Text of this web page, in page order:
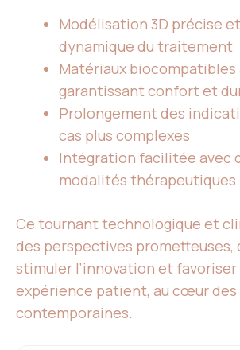
Modélisation 3D précise
dynamique du traitement
Matériaux biocompatibles
garantissant confort et
Prolongement des
cas plus complexes
Intégration facilitée avec
modalités thérapeutiques
Ce tournant technologique et
des perspectives prometteuses,
stimuler l’innovation et
expérience patient, au cœur
contemporaines.